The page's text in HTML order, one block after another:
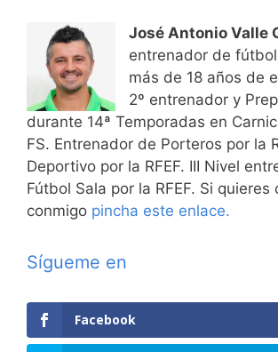
José Antonio Valle
entrenador de
más de 18 años de
2º entrenador y
durante 14ª Temporadas en
FS. Entrenador de Porteros por la
Deportivo por la RFEF. III Nivel
Fútbol Sala por la RFEF. Si quieres
conmigo pincha este enlace.
Sígueme en
Facebook